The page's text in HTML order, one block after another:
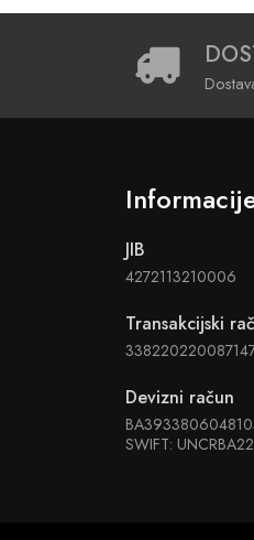
JIB
4272113210006
Transakcijski
Devizni račun
SWIFT: UNCRBA22